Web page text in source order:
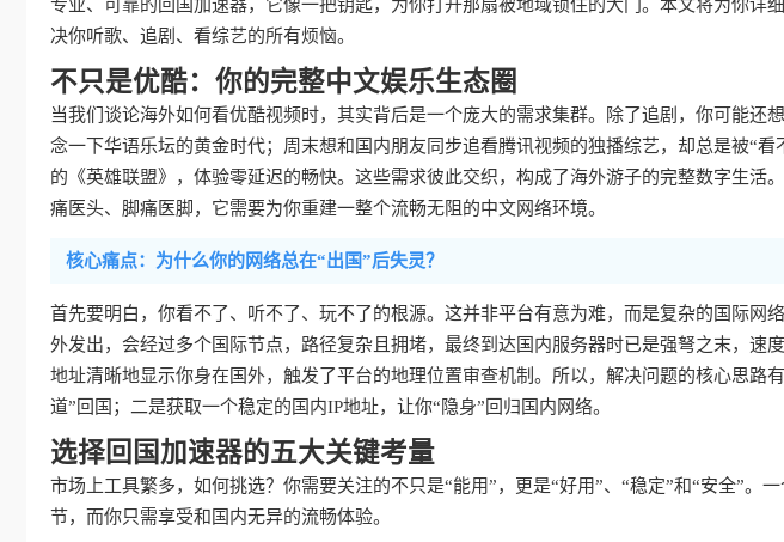
专业、可靠的回国加速器，它像一把钥匙，为你打开那扇被地域锁住的大门。本文将为你详
决你听歌、追剧、看综艺的所有烦恼。
不只是优酷：你的完整中文娱乐生态圈
当我们谈论海外如何看优酷视频时，其实背后是一个庞大的需求集群。除了追剧，你可能还
念一下华语乐坛的黄金时代；周末想和国内朋友同步追看腾讯视频的独播综艺，却总是被“
的《英雄联盟》，体验零延迟的畅快。这些需求彼此交织，构成了海外游子的完整数字生活
痛医头、脚痛医脚，它需要为你重建一整个流畅无阻的中文网络环境。
核心痛点：为什么你的网络总在“出国”后失灵？
首先要明白，你看不了、听不了、玩不了的根源。这并非平台有意为难，而是复杂的国际网
外发出，会经过多个国际节点，路径复杂且拥堵，最终到达国内服务器时已是强弩之末，速
地址清晰地显示你身在国外，触发了平台的地理位置审查机制。所以，解决问题的核心思路
道”回国；二是获取一个稳定的国内IP地址，让你“隐身”回归国内网络。
选择回国加速器的五大关键考量
市场上工具繁多，如何挑选？你需要关注的不只是“能用”，更是“好用”、“稳定”和“安全”。
节，而你只需享受和国内无异的流畅体验。